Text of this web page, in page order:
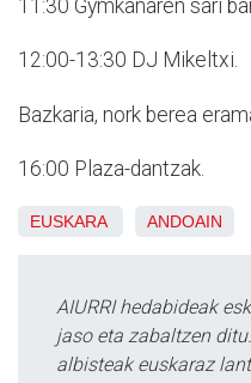
11:30 Gymkanaren sari
12:00-13:30 DJ Mikeltxi.
Bazkaria, nork berea
16:00 Plaza-dantzak.
EUSKARA ANDOAIN
AIURRI hedabideak
jaso eta zabaltzen
albisteak euskaraz